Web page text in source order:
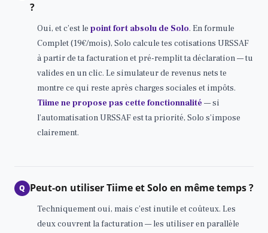
?
Oui, et c’est le point fort absolu de Solo. En formule
Complet (19€/mois), Solo calcule tes cotisations URSSAF
à partir de ta facturation et pré-remplit ta déclaration — tu
valides en un clic. Le simulateur de revenus nets te
montre ce qui reste après charges sociales et impôts.
Tiime ne propose pas cette fonctionnalité — si
l’automatisation URSSAF est ta priorité, Solo s’impose
clairement.
Q Peut-on utiliser Tiime et Solo en même temps ?
Techniquement oui, mais c’est inutile et coûteux. Les
deux couvrent la facturation — les utiliser en parallèle